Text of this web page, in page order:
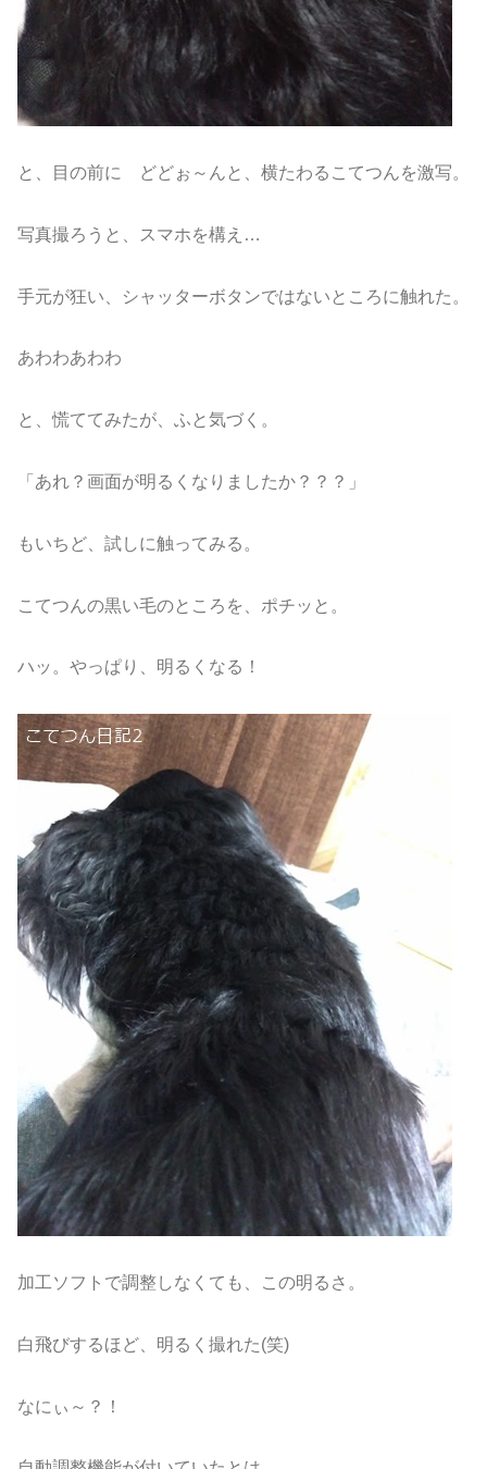
と、目の前に どどぉ～んと、横たわるこてつんを激写。
写真撮ろうと、スマホを構え…
手元が狂い、シャッターボタンではないところに触れた。
あわわあわわ
と、慌ててみたが、ふと気づく。
「あれ？画面が明るくなりましたか？？？」
もいちど、試しに触ってみる。
こてつんの黒い毛のところを、ポチッと。
ハッ。やっぱり、明るくなる！
加工ソフトで調整しなくても、この明るさ。
白飛びするほど、明るく撮れた(笑)
なにぃ～？！